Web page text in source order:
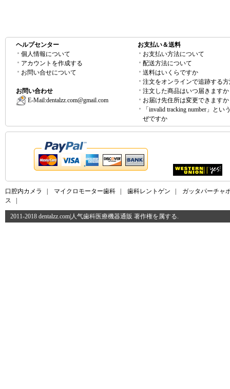
ヘルプセンター
個人情報について
アカウントを作成する
お問い合せについて
お問い合わせ
E-Mail:dentalzz.com@gmail.com
お支払い＆送料
お支払い方法について
配送方法について
送料はいくらですか
注文をオンラインで追跡する
注文した商品はいつ届きますか
お届け先住所は変更できますか
「invalid tracking number」とい
ぜですか
口腔内カメラ マイクロモーター歯科 歯科レントゲン
ガッタパーチャ
ス
2011-2018 dentalzz.com|人气歯科医療機器通販 著作権を属する.